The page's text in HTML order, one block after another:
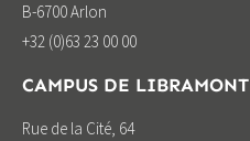
B-6700 Arlon
+32 (0)63 23 00 00
CAMPUS DE LIBRAMONT
Rue de la Cité, 64